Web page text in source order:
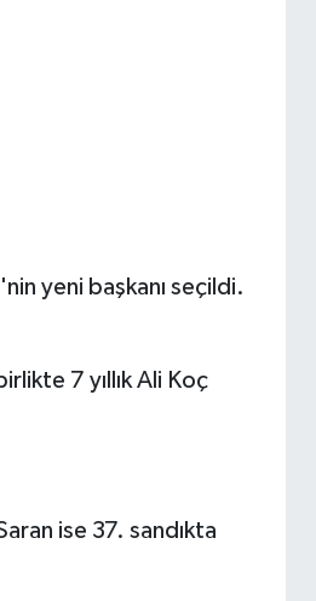
yeni başkanı seçildi.
7 yıllık Ali Koç
ise 37. sandıkta